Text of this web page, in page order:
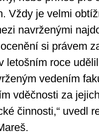
Vždy je velmi
navrženými
si právem
letošním roce
vedením
vděčnosti za
činnosti,“ uvedl